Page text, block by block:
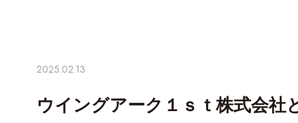
2025.02.13
ウイングアーク１ｓｔ株式会